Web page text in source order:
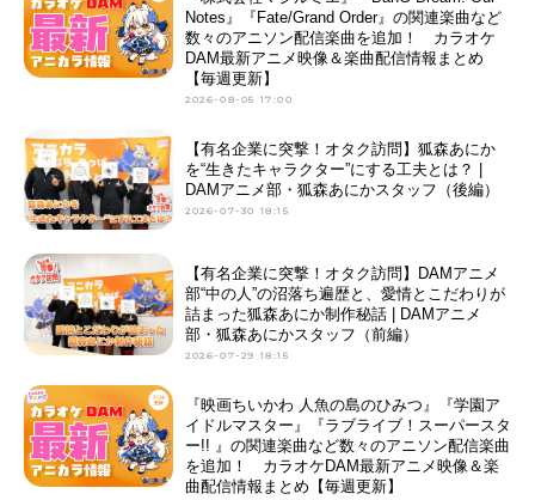
Notes』『Fate/Grand Order』の関連楽曲など
数々のアニソン配信楽曲を追加！ カラオケ
DAM最新アニメ映像＆楽曲配信情報まとめ
【毎週更新】
2026-08-05 17:00
【有名企業に突撃！オタク訪問】狐森あにか
を“生きたキャラクター”にする工夫とは？ |
DAMアニメ部・狐森あにかスタッフ（後編）
2026-07-30 18:15
【有名企業に突撃！オタク訪問】DAMアニメ
部“中の人”の沼落ち遍歴と、愛情とこだわりが
詰まった狐森あにか制作秘話 | DAMアニメ
部・狐森あにかスタッフ（前編）
2026-07-29 18:15
『映画ちいかわ 人魚の島のひみつ』『学園ア
イドルマスター』『ラブライブ！スーパースタ
ー!! 』の関連楽曲など数々のアニソン配信楽曲
を追加！ カラオケDAM最新アニメ映像＆楽
曲配信情報まとめ【毎週更新】